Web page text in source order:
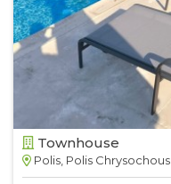
Townhouse
Polis, Polis Chrysochous